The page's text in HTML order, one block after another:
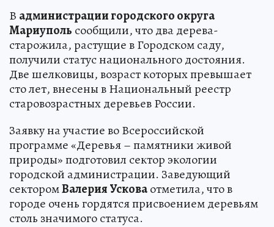
В администрации городского округа
Мариуполь сообщили, что два дерева-
старожила, растущие в Городском саду,
получили статус национального достояния.
Две шелковицы, возраст которых превышает
сто лет, внесены в Национальный реестр
старовозрастных деревьев России.
Заявку на участие во Всероссийской
программе «Деревья – памятники живой
природы» подготовил сектор экологии
городской администрации. Заведующий
секторомВалерия Усковаотметила, что в
городе очень гордятся присвоением деревьям
столь значимого статуса.